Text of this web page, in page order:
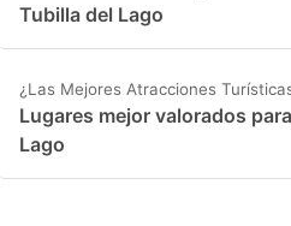
Tubilla del Lago
¿Las Mejores Atracciones
Lugares mejor valorados
Lago